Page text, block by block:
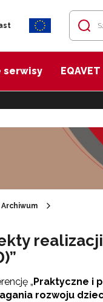
serwisy EQAVET
Archiwum
„ Praktyczne i
rozwoju